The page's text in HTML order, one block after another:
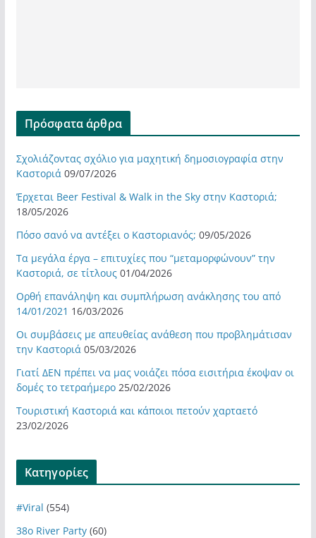
Πρόσφατα άρθρα
Σχολιάζοντας σχόλιο για μαχητική δημοσιογραφία στην
Καστοριά 09/07/2026
Έρχεται Beer Festival & Walk in the Sky στην Καστοριά;
18/05/2026
Πόσο σανό να αντέξει ο Καστοριανός; 09/05/2026
Τα μεγάλα έργα – επιτυχίες που “μεταμορφώνουν” την
Καστοριά, σε τίτλους 01/04/2026
Ορθή επανάληψη και συμπλήρωση ανάκλησης του από
14/01/2021 16/03/2026
Οι συμβάσεις με απευθείας ανάθεση που προβλημάτισαν
την Καστοριά 05/03/2026
Γιατί ΔΕΝ πρέπει να μας νοιάζει πόσα εισιτήρια έκοψαν οι
δομές το τετραήμερο 25/02/2026
Τουριστική Καστοριά και κάποιοι πετούν χαρταετό
23/02/2026
Kατηγορίες
#Viral (554)
38ο River Party(60)